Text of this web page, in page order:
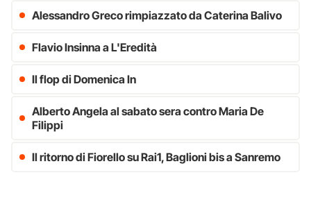
Alessandro Greco rimpiazzato da Caterina Balivo
Flavio Insinna a L'Eredità
Il flop di Domenica In
Alberto Angela al sabato sera contro Maria De
Filippi
Il ritorno di Fiorello su Rai1, Baglioni bis a Sanremo